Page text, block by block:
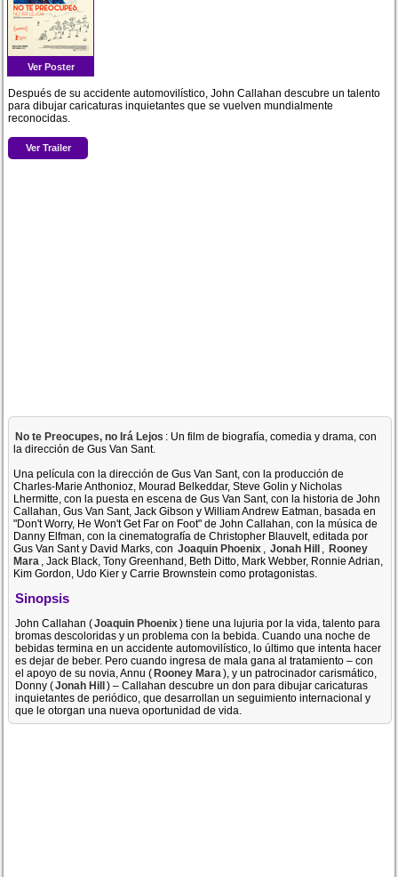
Ver Poster
Después de su accidente automovilístico, John Callahan descubre un talento
para dibujar caricaturas inquietantes que se vuelven mundialmente
reconocidas.
Ver Trailer
No te Preocupes, no Irá Lejos : Un film de biografía, comedia y drama, con
la dirección de Gus Van Sant.
Una película con la dirección de Gus Van Sant, con la producción de
Charles-Marie Anthonioz, Mourad Belkeddar, Steve Golin y Nicholas
Lhermitte, con la puesta en escena de Gus Van Sant, con la historia de John
Callahan, Gus Van Sant, Jack Gibson y William Andrew Eatman, basada en
"Don't Worry, He Won't Get Far on Foot" de John Callahan, con la música de
Danny Elfman, con la cinematografía de Christopher Blauvelt, editada por
Gus Van Sant y David Marks, con Joaquin Phoenix , Jonah Hill , Rooney
Mara , Jack Black, Tony Greenhand, Beth Ditto, Mark Webber, Ronnie Adrian,
Kim Gordon, Udo Kier y Carrie Brownstein como protagonistas.
Sinopsis
John Callahan (Joaquin Phoenix) tiene una lujuria por la vida, talento para
bromas descoloridas y un problema con la bebida. Cuando una noche de
bebidas termina en un accidente automovilístico, lo último que intenta hacer
es dejar de beber. Pero cuando ingresa de mala gana al tratamiento – con
el apoyo de su novia, Annu (Rooney Mara), y un patrocinador carismático,
Donny (Jonah Hill) – Callahan descubre un don para dibujar caricaturas
inquietantes de periódico, que desarrollan un seguimiento internacional y
que le otorgan una nueva oportunidad de vida.